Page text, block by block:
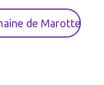
de Marotte